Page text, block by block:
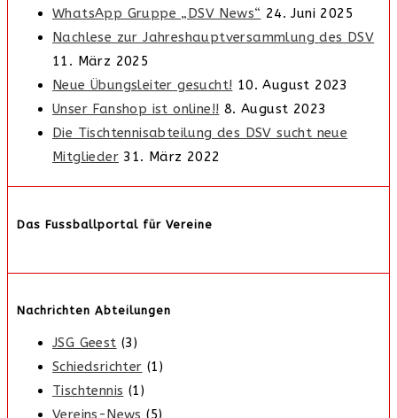
WhatsApp Gruppe „DSV News“ 24. Juni 2025
Nachlese zur Jahreshauptversammlung des DSV
11. März 2025
Neue Übungsleiter gesucht! 10. August 2023
Unser Fanshop ist online!! 8. August 2023
Die Tischtennisabteilung des DSV sucht neue
Mitglieder 31. März 2022
Das Fussballportal für Vereine
Nachrichten Abteilungen
JSG Geest (3)
Schiedsrichter (1)
Tischtennis (1)